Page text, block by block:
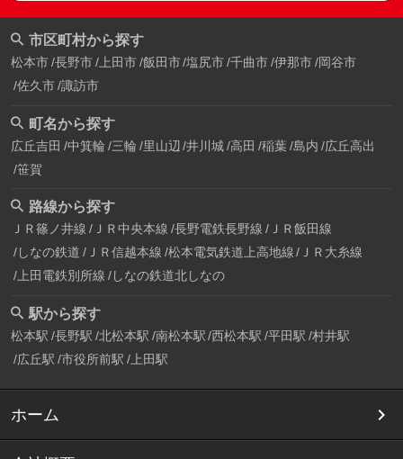
市区町村から探す
松本市 長野市 上田市 飯田市 塩尻市 千曲市 伊那市 岡谷市
佐久市 諏訪市
町名から探す
広丘吉田 中箕輪 三輪 里山辺 井川城 高田 稲葉 島内 広丘高出
笹賀
路線から探す
ＪＲ篠ノ井線 ＪＲ中央本線 長野電鉄長野線 ＪＲ飯田線
しなの鉄道 ＪＲ信越本線 松本電気鉄道上高地線
ＪＲ大糸線
上田電鉄別所線 しなの鉄道北しなの
駅から探す
松本駅 長野駅 北松本駅 南松本駅 西松本駅 平田駅 村井駅
広丘駅 市役所前駅 上田駅
ホーム